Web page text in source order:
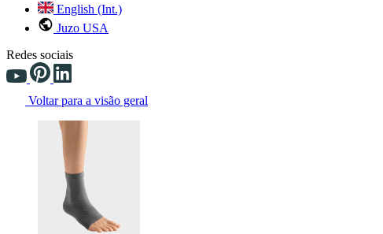
English (Int.)
Juzo USA
Redes sociais
Voltar para a visão geral